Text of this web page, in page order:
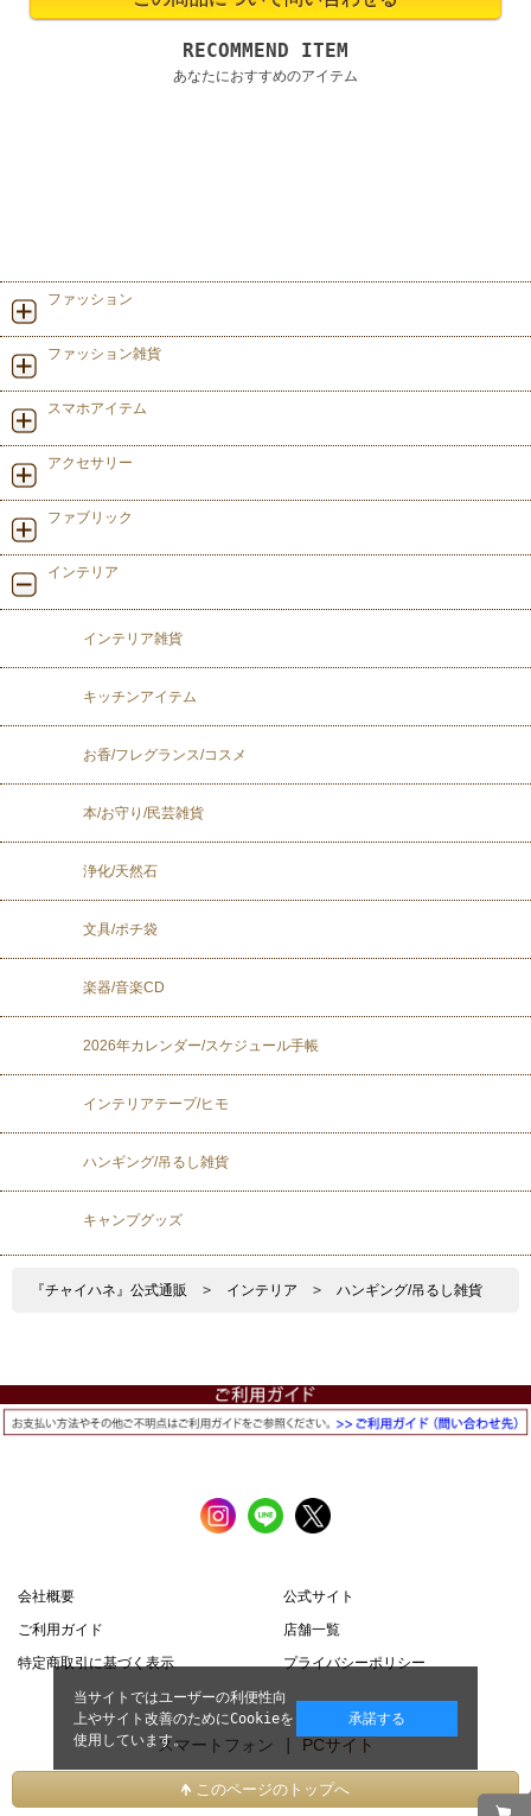
RECOMMEND ITEM
あなたにおすすめのアイテム
ファッション
ファッション雑貨
スマホアイテム
アクセサリー
ファブリック
インテリア
インテリア雑貨
キッチンアイテム
お香/フレグランス/コスメ
本/お守り/民芸雑貨
浄化/天然石
文具/ポチ袋
楽器/音楽CD
2026年カレンダー/スケジュール手帳
インテリアテープ/ヒモ
ハンギング/吊るし雑貨
キャンプグッズ
『チャイハネ』公式通販 > インテリア > ハンギング/吊るし雑貨
会社概要
公式サイト
ご利用ガイド
店舗一覧
特定商取引に基づく表示
プライバシーポリシー
スマートフォン | PCサイト
このページのトップへ
当サイトではユーザーの利便性向
上やサイト改善のためにCookieを
使用しています。
承諾する